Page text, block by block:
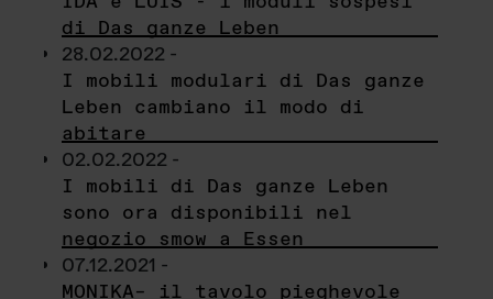
di Das ganze Leben
28.02.2022 -
I mobili modulari di Das ganze
Leben cambiano il modo di
abitare
02.02.2022 -
I mobili di Das ganze Leben
sono ora disponibili nel
negozio smow a Essen
07.12.2021 -
MONIKA– il tavolo pieghevole